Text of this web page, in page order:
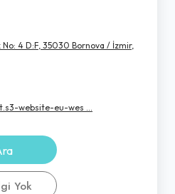
No: 4 D:F, 35030 Bornova / İzmir,
website-eu-wes ...
Yok